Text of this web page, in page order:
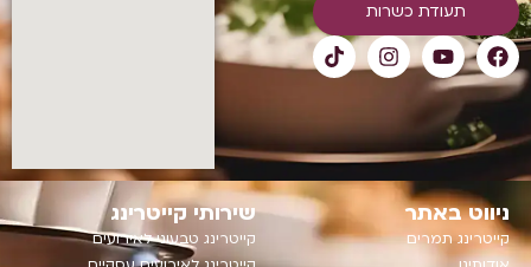
תעודת כשרות
ניווט באתר
קייטרינג תמרים
שירותי קייטרינג
קייטרינג טבעוני לאירועים